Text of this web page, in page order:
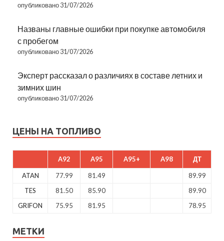
опубликовано 31/07/2026
Названы главные ошибки при покупке автомобиля
с пробегом
опубликовано 31/07/2026
Эксперт рассказал о различиях в составе летних и
зимних шин
опубликовано 31/07/2026
ЦЕНЫ НА ТОПЛИВО
A92 A95 A95+ A98 ДТ
ATAN 77.99 81.49
89.99
TES
81.50 85.90
89.90
GRIFON
75.95 81.95 78.95
МЕТКИ